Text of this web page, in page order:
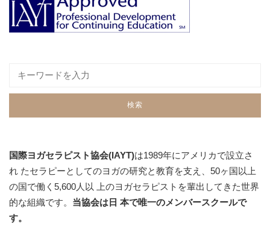
国際ヨガセラピスト協会(IAYT)は1989年にアメリカで設立さ
れ たセラピーとしてのヨガの研究と教育を支え、50ヶ国以上
の国で働く5,600人以 上のヨガセラピストを輩出してきた世界
的な組織です。 当協会は日 本で唯一のメンバースクールで
す。